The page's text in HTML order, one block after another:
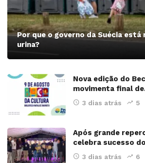
Por que o governo da Suécia está
urina?
Nova edição do
movimenta final
3 dias atrás 5
Após grande
celebra sucesso
3 dias atrás 6